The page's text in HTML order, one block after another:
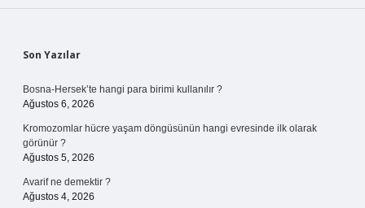
Sidebar
Son Yazılar
Bosna-Hersek’te hangi para birimi kullanılır ?
Ağustos 6, 2026
Kromozomlar hücre yaşam döngüsünün hangi evresinde ilk olarak
görünür ?
Ağustos 5, 2026
Avarif ne demektir ?
Ağustos 4, 2026